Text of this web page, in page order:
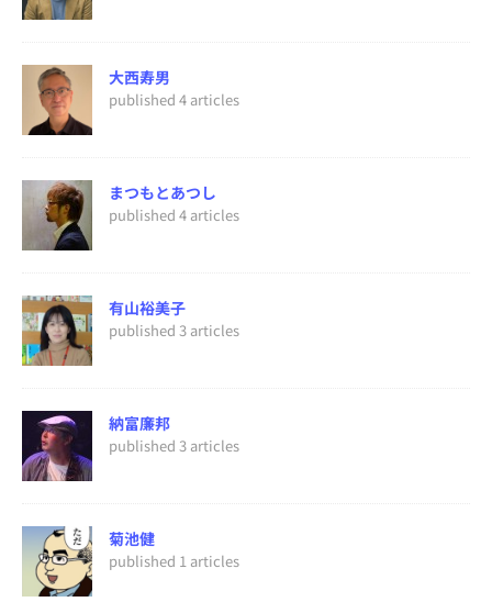
大西寿男
published 4 articles
まつもとあつし
published 4 articles
有山裕美子
published 3 articles
納富廉邦
published 3 articles
菊池健
published 1 articles